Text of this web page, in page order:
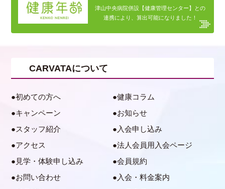
津山中央病院併設【健康管理センター】との
連携により、算出可能になりました！
CARVATAについて
初めての方へ
健康コラム
キャンペーン
お知らせ
スタッフ紹介
入会申し込み
アクセス
法人会員用入会ページ
見学・体験申し込み
会員規約
お問い合わせ
入会・料金案内